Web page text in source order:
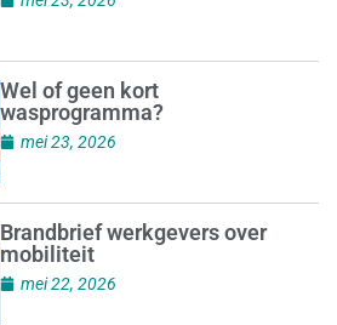
Wel of geen kort
wasprogramma?
mei 23, 2026
Brandbrief werkgevers over
mobiliteit
mei 22, 2026